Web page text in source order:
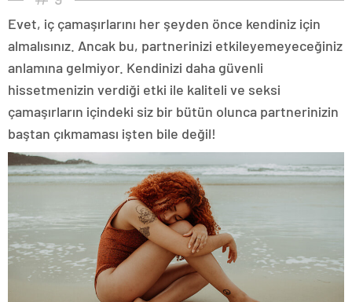
Evet, iç çamaşırlarını her şeyden önce kendiniz için
almalısınız. Ancak bu, partnerinizi etkileyemeyeceğiniz
anlamına gelmiyor. Kendinizi daha güvenli
hissetmenizin verdiği etki ile kaliteli ve seksi
çamaşırların içindeki siz bir bütün olunca partnerinizin
baştan çıkmaması işten bile değil!